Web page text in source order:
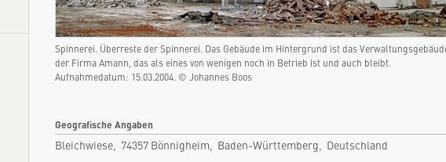
Spinnerei. Überreste der Spinnerei. Das Gebäude im Hintergrund ist das
der Firma Amann, das als eines von wenigen noch in Betrieb ist und auch bleibt.
Aufnahmedatum: 15.03.2004. © Johannes Boos
Geografische Angaben
Bleichwiese, 74357 Bönnigheim, Baden-Württemberg, Deutschland
Firma Amann Bönnigheim
Bönnigheim, Baden-Württemberg,
Deutschland
Rubrik: Industrie
Fachartikel
Kommentare
Dokumente